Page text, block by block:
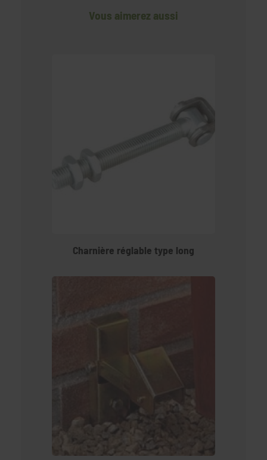
Vous aimerez aussi
Charnière réglable type long